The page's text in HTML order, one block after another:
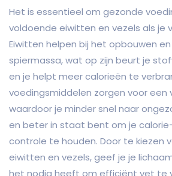
Het is essentieel om gezonde
voldoende eiwitten en vezels als je
Eiwitten helpen bij het opbouwen
spiermassa, wat op zijn beurt je
en je helpt meer calorieën te
voedingsmiddelen zorgen voor een
waardoor je minder snel naar
en beter in staat bent om je
controle te houden. Door te kiezen
eiwitten en vezels, geef je je
het nodig heeft om efficiënt vet te